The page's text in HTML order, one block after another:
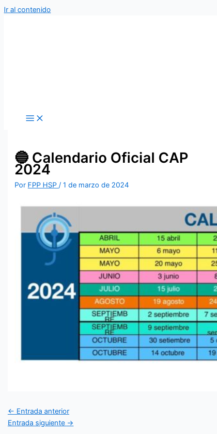
Ir al contenido
🔵 Calendario Oficial CAP
2024
Por FPP HSP/1 de marzo de 2024
← Entrada anterior
Entrada siguiente →